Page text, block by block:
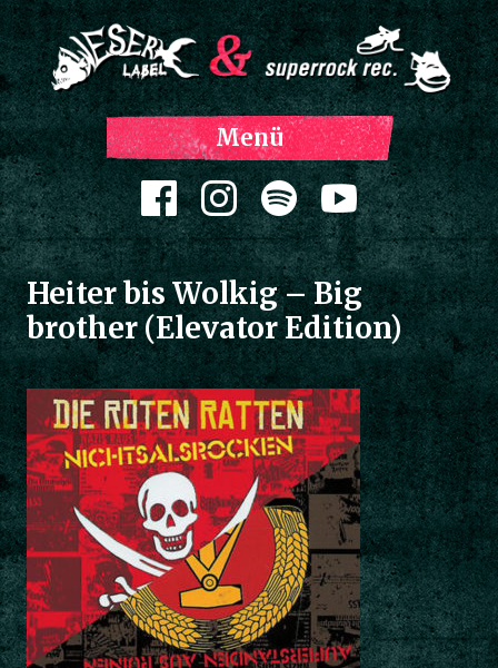
Menü
Zum Inhalt springen
Heiter bis Wolkig – Big
brother (Elevator Edition)